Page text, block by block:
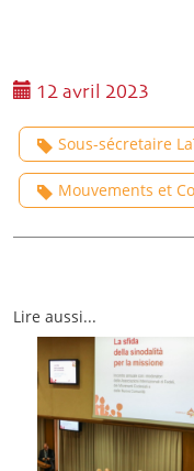
12 avril 2023
Sous-sécretaire
Mouvements et
Lire aussi...